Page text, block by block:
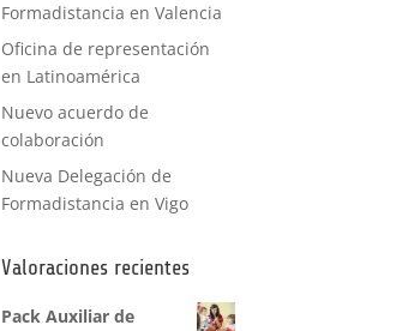
Formadistancia en Valencia
Oficina de representación
en Latinoamérica
Nuevo acuerdo de
colaboración
Nueva Delegación de
Formadistancia en Vigo
Valoraciones recientes
Pack Auxiliar de